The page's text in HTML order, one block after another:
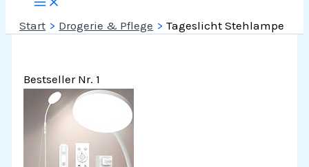
Start Drogerie & Pflege Tageslicht Stehlampe
Bestseller Nr. 1